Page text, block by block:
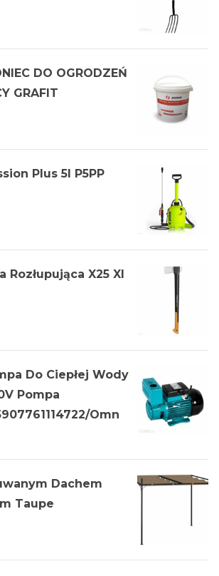
DO OGRODZEŃ
GRAFIT
Plus 5l P5PP
Rozłupująca X25 Xl
Do Ciepłej Wody
Pompa
Omn
Dachem
Taupe